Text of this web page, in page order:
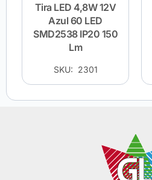
Tira LED 4,8W 12V
Azul 60 LED
SMD2538 IP20 150
Lm
SKU: 2301